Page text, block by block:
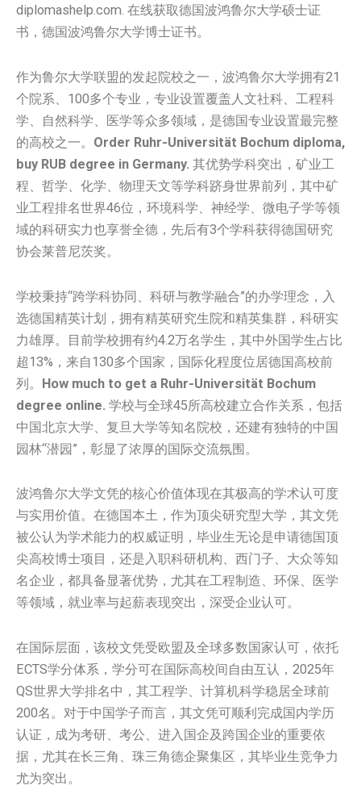
diplomashelp.com. 在线获取德国波鸿鲁尔大学‌‌‌‌‌‌‌‌硕士证
书，德国波鸿鲁尔大学‌‌‌‌‌‌‌‌博士证书。
作为鲁尔大学联盟的发起院校之一，波鸿鲁尔大学拥有21
个院系、100多个专业，专业设置覆盖人文社科、工程科
学、自然科学、医学等众多领域，是德国专业设置最完整
的高校之一。 Order Ruhr-Universität Bochum diploma,
buy RUB degree in Germany. 其优势学科突出，矿业工
程、哲学、化学、物理天文等学科跻身世界前列，其中矿
业工程排名世界46位，环境科学、神经学、微电子学等领
域的科研实力也享誉全德，先后有3个学科获得德国研究
协会莱普尼茨奖。
学校秉持“跨学科协同、科研与教学融合”的办学理念，入
选德国精英计划，拥有精英研究生院和精英集群，科研实
力雄厚。目前学校拥有约4.2万名学生，其中外国学生占比
超13%，来自130多个国家，国际化程度位居德国高校前
列。 How much to get a Ruhr-Universität Bochum
degree online. 学校与全球45所高校建立合作关系，包括
中国北京大学、复旦大学等知名院校，还建有独特的中国
园林“潜园”，彰显了浓厚的国际交流氛围。
波鸿鲁尔大学文凭的核心价值体现在其极高的学术认可度
与实用价值。在德国本土，作为顶尖研究型大学，其文凭
被公认为学术能力的权威证明，毕业生无论是申请德国顶
尖高校博士项目，还是入职科研机构、西门子、大众等知
名企业，都具备显著优势，尤其在工程制造、环保、医学
等领域，就业率与起薪表现突出，深受企业认可。
在国际层面，该校文凭受欧盟及全球多数国家认可，依托
ECTS学分体系，学分可在国际高校间自由互认，2025年
QS世界大学排名中，其工程学、计算机科学稳居全球前
200名。对于中国学子而言，其文凭可顺利完成国内学历
认证，成为考研、考公、进入国企及跨国企业的重要依
据，尤其在长三角、珠三角德企聚集区，其毕业生竞争力
尤为突出。